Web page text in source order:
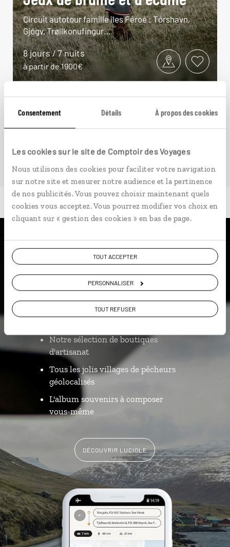
Consentement Détails À propos des cookies
Les cookies sur le site de Comptoir des Voyages
Nous utilisons des cookies pour faciliter votre navigation
sur notre site et mesurer notre audience et la pertinence
de nos publicités. Vous pouvez choisir maintenant quels
cookies vous acceptez. Vous pourrez modifier vos choix en
cliquant sur « gestion des cookies » en bas de page.
TOUT ACCEPTER
PERSONNALISER
TOUT REFUSER
Circuit autotour famille îles Féroé : Tórshavn,
Gjógv, Trøllkonufingur…
8 jours / 7 nuits
à partir de 1900€
Luciole,
l'appli qui vous guide aux Îles
L’itinéraire vers votre hôtel en 1
Notre sélection de boutiques
d'artisanat
Tous les jolis villages de pêcheurs
géolocalisés
L'album souvenirs à composer
vous-même
DÉCOUVRIR LUCIOLE